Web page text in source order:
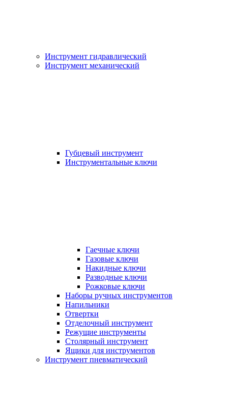
Инструмент гидравлический
Инструмент механический
Губцевый инструмент
Инструментальные ключи
Гаечные ключи
Газовые ключи
Накидные ключи
Разводные ключи
Рожковые ключи
Наборы ручных инструментов
Напильники
Отвертки
Отделочный инструмент
Режущие инструменты
Столярный инструмент
Ящики для инструментов
Инструмент пневматический